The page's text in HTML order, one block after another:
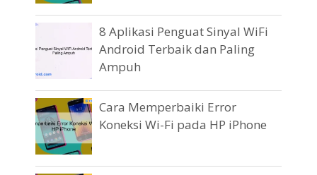
8 Aplikasi Penguat Sinyal WiFi
Android Terbaik dan Paling
Ampuh
Cara Memperbaiki Error
Koneksi Wi-Fi pada HP iPhone